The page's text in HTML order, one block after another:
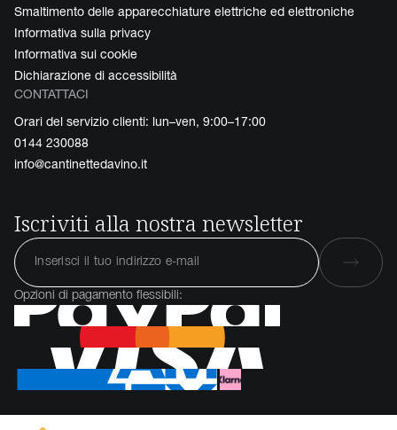
Smaltimento delle apparecchiature elettriche ed elettroniche
Informativa sulla privacy
Informativa sui cookie
Dichiarazione di accessibilità
CONTATTACI
Orari del servizio clienti: lun–ven, 9:00–17:00
0144 230088
info@cantinettedavino.it
Iscriviti alla nostra newsletter
Opzioni di pagamento flessibili: